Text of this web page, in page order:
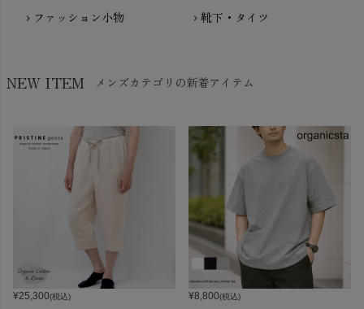
chevron_right ファッション小物 chevron_right 靴下・タイツ
NEW ITEM メンズカテゴリの新着アイテム
¥25,300(税込) ¥8,800(税込)